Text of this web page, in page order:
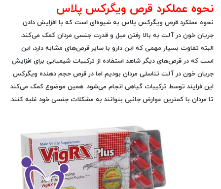
نحوه عملکرد قرص ویگرکس پلاس
نحوه عملکرد قرص ویگرکس پلاس به شیوه‌ای است که با افزایش دادن
جریان خون در آلت به بالا رفتن میل و قدرت جنسی مردان کمک می‌کند.
البته تفاوت بسیار مهمی که این دارو با سایر قرص‌های مشابه دارد، این
است که در قرص‌های دیگر شاهد استفاده از ترکیبات شیمیایی برای افزایش
جریان خون در آلت تناسلی مردان بودیم اما در قرص حجم دهنده ویگرکس
این فرایند توسط ترکیبات گیاهی انجام می‌شود. همین موضوع کمک می‌کند
تا مردان با کمترین عوارض جانبی بتوانند به مشکلات جنسی خود غلبه کنند.